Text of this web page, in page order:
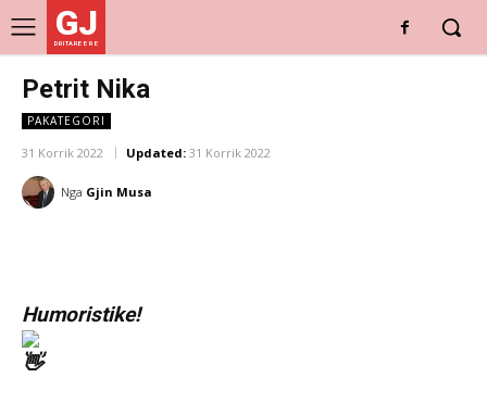
GJ
DRITARE E RE
Petrit Nika
PAKATEGORI
31 Korrik 2022 Updated: 31 Korrik 2022
Nga Gjin Musa
Humoristike!